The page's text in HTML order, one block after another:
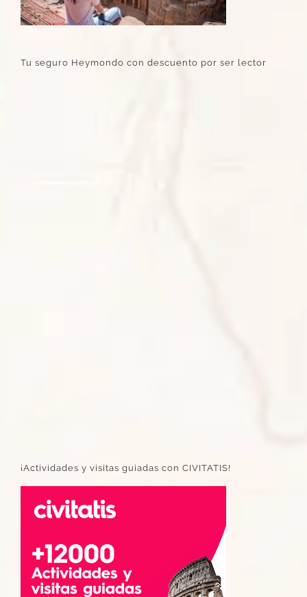
Tu seguro Heymondo con descuento por ser lector
¡Actividades y visitas guiadas con CIVITATIS!